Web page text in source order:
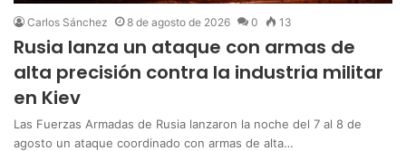
Carlos Sánchez 8 de agosto de 2026 0 13
Rusia lanza un ataque con armas de
alta precisión contra la industria militar
en Kiev
Las Fuerzas Armadas de Rusia lanzaron la noche del 7 al 8 de
agosto un ataque coordinado con armas de alta…